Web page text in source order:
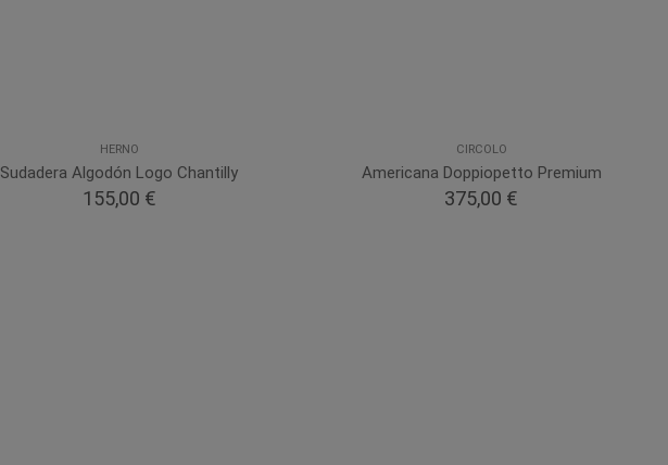
HERNO
Sudadera Algodón Logo Chantilly
155,00 €
CIRCOLO
Americana Doppiopetto Premium
375,00 €